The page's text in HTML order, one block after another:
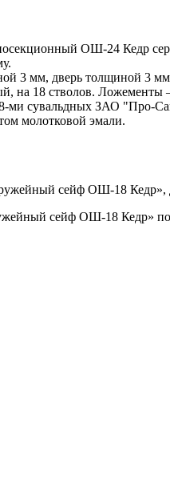
ОШ-24 Кедр
3 мм, дверь толщиной 3
на 18 стволов. Ложементы
ми сувальдных ЗАО "Про-
молотковой эмали.
сейф ОШ-18 Кедр»,
сейф ОШ-18 Кедр» по